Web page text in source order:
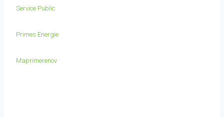
Service Public
Primes Energie
Maprimerenov